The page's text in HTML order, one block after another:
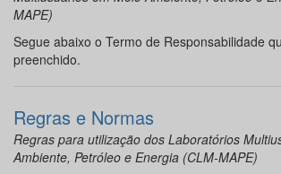
MAPE)
Segue abaixo o Termo de Responsabilidade
preenchido.
Regras e Normas
Regras para utilização dos Laboratórios
Ambiente, Petróleo e Energia (CLM-MAPE)